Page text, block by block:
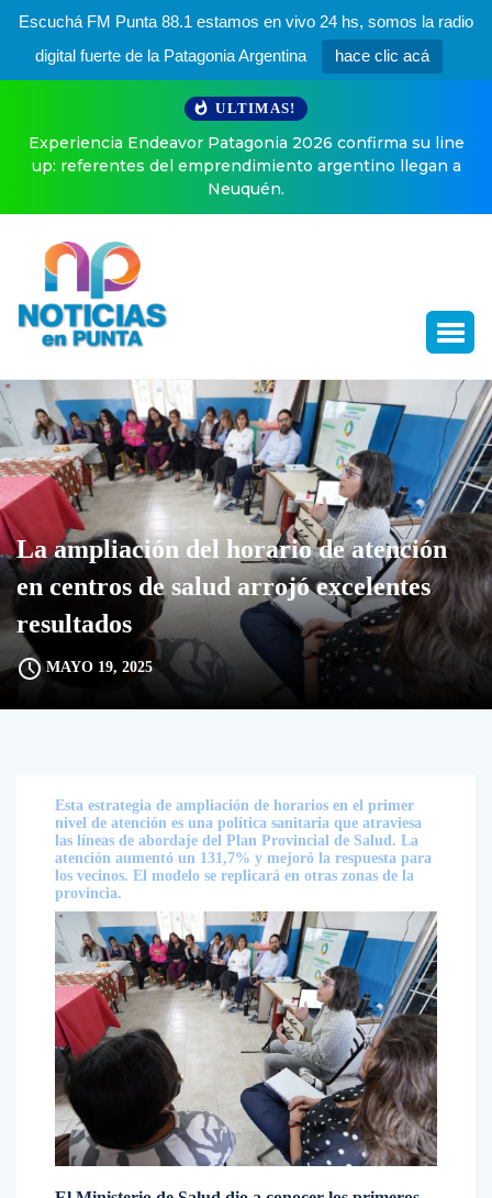
Escuchá FM Punta 88.1 estamos en vivo 24 hs, somos la radio
digital fuerte de la Patagonia Argentina
hace clic acá
ULTIMAS!
su line
llegan a
El especial posteo de Enner Valencia a horas de
a Boca
La ampliación del horario de atención
en centros de salud arrojó excelentes
resultados
MAYO 19, 2025
Esta estrategia de ampliación de horarios en el primer
nivel de atención es una política sanitaria que atraviesa
las líneas de abordaje del Plan Provincial de Salud. La
atención aumentó un 131,7% y mejoró la respuesta para
los vecinos. El modelo se replicará en otras zonas de la
provincia.